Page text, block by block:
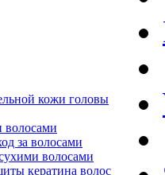
кожи головы
волосами
за волосами
волосами
кератина волос